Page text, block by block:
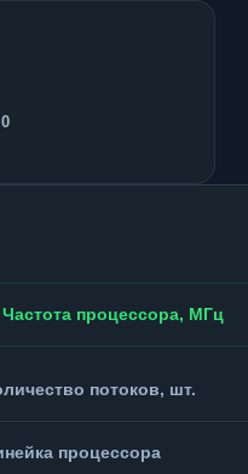
Частота процессора, МГц
потоков, шт.
процессора